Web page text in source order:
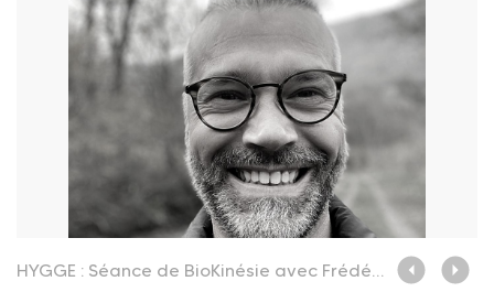
HYGGE : Séance de BioKinésie avec Frédéric Blanchet_La Toussuire